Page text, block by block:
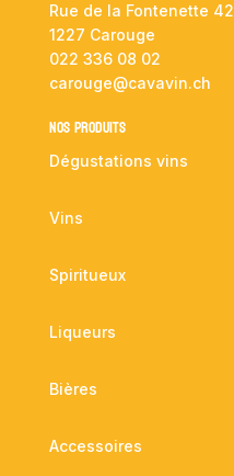
Rue de la Fontenette 42
1227 Carouge
022 336 08 02
carouge@cavavin.ch
NOS PRODUITS
Dégustations vins
Vins
Spiritueux
Liqueurs
Bières
Accessoires